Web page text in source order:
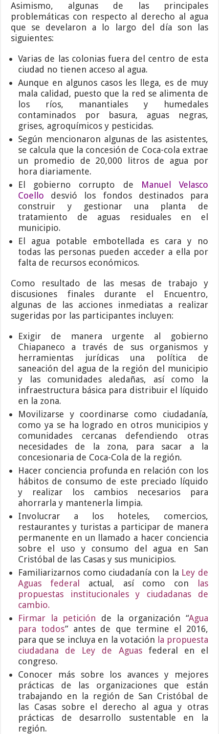
Asimismo, algunas de las principales
problemáticas con respecto al derecho al agua
que se develaron a lo largo del día son las
siguientes:
Varias de las colonias fuera del centro de esta
ciudad no tienen acceso al agua.
Aunque en algunos casos les llega, es de muy
mala calidad, puesto que la red se alimenta de
los ríos, manantiales y humedales
contaminados por basura, aguas negras,
grises, agroquímicos y pesticidas.
Según mencionaron algunas de las asistentes,
se calcula que la concesión de Coca-cola extrae
un promedio de 20,000 litros de agua por
hora diariamente.
El gobierno corrupto de
Manuel Velasco
Coello desvió los fondos destinados para
construir y gestionar una planta de
tratamiento de aguas residuales en el
municipio.
El agua potable embotellada es cara y no
todas las personas pueden acceder a ella por
falta de recursos económicos.
Como resultado de las mesas de trabajo y
discusiones finales durante el Encuentro,
algunas de las acciones inmediatas a realizar
sugeridas por las participantes incluyen:
Exigir de manera urgente al gobierno
Chiapaneco a través de sus organismos y
herramientas jurídicas una política de
saneación del agua de la región del municipio
y las comunidades aledañas, así como la
infraestructura básica para distribuir el líquido
en la zona.
Movilizarse y coordinarse como ciudadanía,
como ya se ha logrado en otros municipios y
comunidades cercanas defendiendo otras
necesidades de la zona, para sacar a la
concesionaria de Coca-Cola de la región.
Hacer conciencia profunda en relación con los
hábitos de consumo de este preciado líquido
y realizar los cambios necesarios para
ahorrarla y mantenerla limpia.
Involucrar a los hoteles, comercios,
restaurantes y turistas a participar de manera
permanente en un llamado a hacer conciencia
sobre el uso y consumo del agua en San
Cristóbal de las Casas y sus municipios.
Familiarizarnos como ciudadanía con la Ley de
Aguas federal
actual, así como con
las
propuestas institucionales y ciudadanas de
cambio.
Firmar la petición de la organización “Agua
para todos” antes de que termine el 2016,
para que se incluya en la votación la propuesta
ciudadana de Ley de Aguasfederal en el
congreso.
Conocer más sobre los avances y mejores
prácticas de las organizaciones que están
trabajando en la región de San Cristóbal de
las Casas sobre el derecho al agua y otras
prácticas de desarrollo sustentable en la
región.